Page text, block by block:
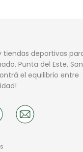
tiendas deportivas
Punta del Este, San
el equilibrio entre